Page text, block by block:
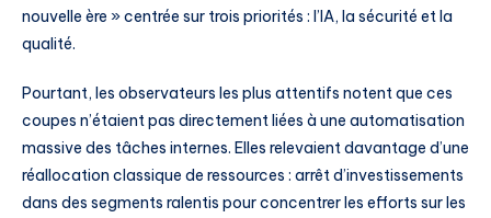
nouvelle ère » centrée sur trois priorités : l’IA, la sécurité et la
qualité.
Pourtant, les observateurs les plus attentifs notent que ces
coupes n’étaient pas directement liées à une automatisation
massive des tâches internes. Elles relevaient davantage d’une
réallocation classique de ressources : arrêt d’investissements
dans des segments ralentis pour concentrer les efforts sur les